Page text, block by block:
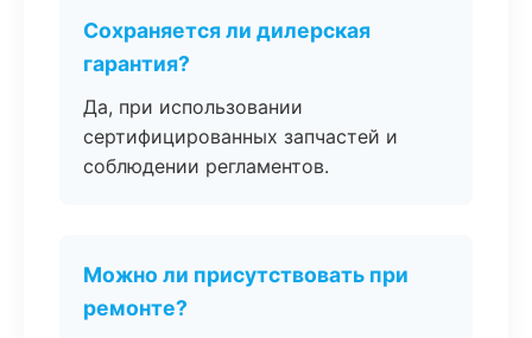
Сохраняется ли дилерская
гарантия?
Да, при использовании
сертифицированных запчастей и
соблюдении регламентов.
Можно ли присутствовать при
ремонте?